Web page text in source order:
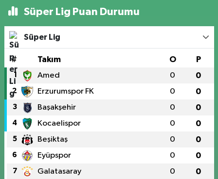
Süper Lig Puan Durumu
Süper Lig
# Takım O P
1 Amed 0 0
2 Erzurumspor FK 0 0
3 Başakşehir 0 0
4 Kocaelispor 0 0
5 Beşiktaş 0 0
6 Eyüpspor 0 0
7 Galatasaray 0 0